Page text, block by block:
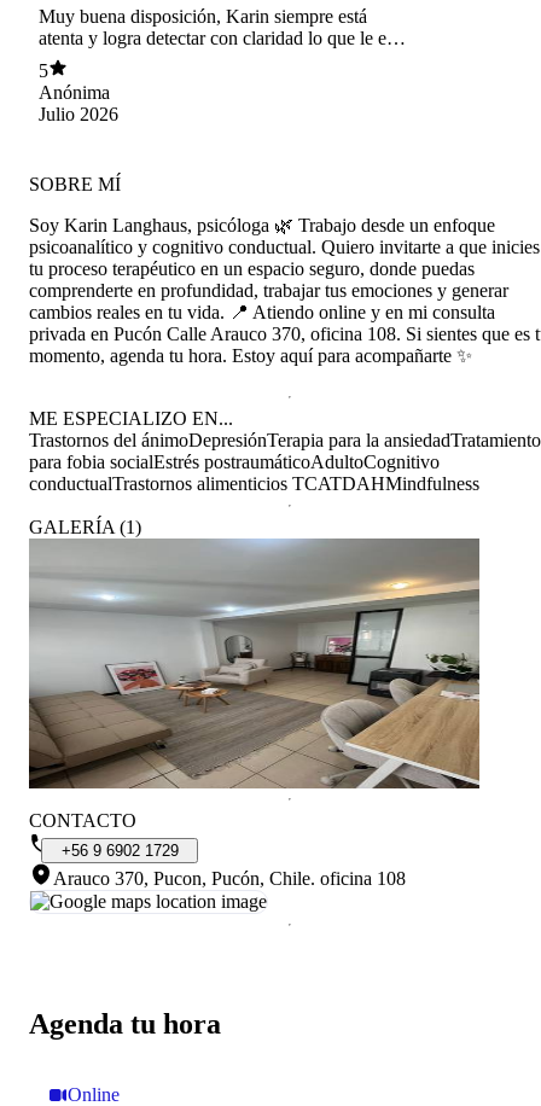
Muy buena disposición, Karin siempre está
atenta y logra detectar con claridad lo que le está
pasando, es difícil encontrar una psicóloga que
atienda con fonasa a este valor y que realmente
sea buena, se nota la vocación. La recomiendo
totalmente
5
Anónima
Julio 2026
Agenda tu hora
Online
SOBRE MÍ
Soy Karin Langhaus, psicóloga 🌿 Trabajo desde un enfoque
psicoanalítico y cognitivo conductual. Quiero invitarte a que inicies
tu proceso terapéutico en un espacio seguro, donde puedas
comprenderte en profundidad, trabajar tus emociones y generar
cambios reales en tu vida. 📍 Atiendo online y en mi consulta
privada en Pucón Calle Arauco 370, oficina 108. Si sientes que es
momento, agenda tu hora. Estoy aquí para acompañarte ✨
ME ESPECIALIZO EN...
Trastornos del ánimoDepresiónTerapia para la ansiedad
para fobia socialEstrés postraumáticoAdultoCognitivo
conductualTrastornos alimenticios TCATDAHMindfulness
GALERÍA (1)
CONTACTO
+56 9 6902 1729
Arauco 370, Pucon, Pucón, Chile. oficina 108